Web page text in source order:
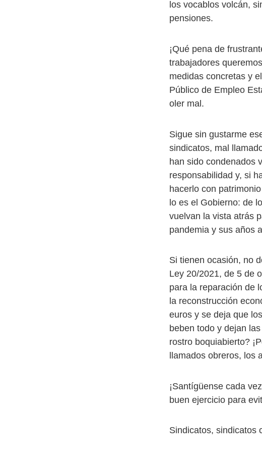
los vocablos volcán,
pensiones.
¡Qué pena de
trabajadores
medidas concretas y
Público de Empleo
oler mal.
Sigue sin gustarme
sindicatos, mal
han sido condenados
responsabilidad y, si
hacerlo con
lo es el Gobierno: de
vuelvan la vista atrás
pandemia y sus años
Si tienen ocasión, no
Ley 20/2021, de 5 de
para la reparación de
la reconstrucción
euros y se deja que
beben todo y dejan
rostro boquiabierto?
llamados obreros, los
¡Santígüense cada
buen ejercicio para
Sindicatos, sindicatos